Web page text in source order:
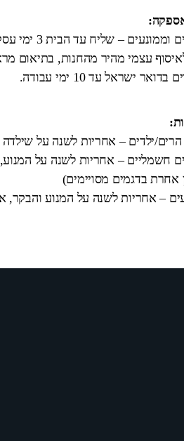
וממונעים – שליח עד הבית 3 ימי עסקים
עצמי מהיר מהחנות, בתיאום
בדואר ישראל עד 10 ימי עבודה.
הרים/ילדים – אחריות לשנה על
חשמליים – אחריות לשנה על
אחרת בדגמים מסויימים)
– אחריות לשנה על המנוע והבקר, אחריות ל 6